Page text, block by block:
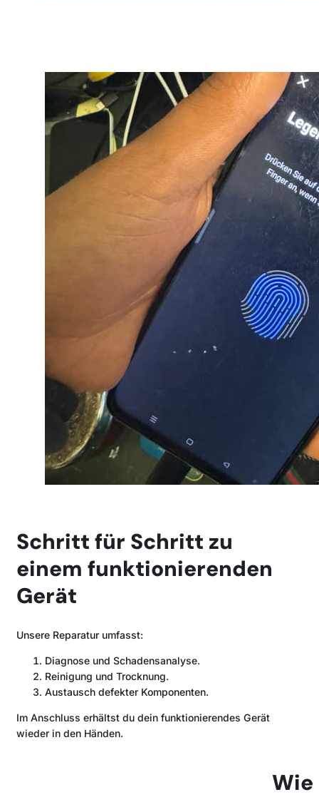
Schritt für Schritt zu
einem funktionierenden
Gerät
Unsere Reparatur umfasst:
Diagnose und Schadensanalyse.
Reinigung und Trocknung.
Austausch defekter Komponenten.
Im Anschluss erhältst du dein funktionierendes Gerät
wieder in den Händen.
Wie